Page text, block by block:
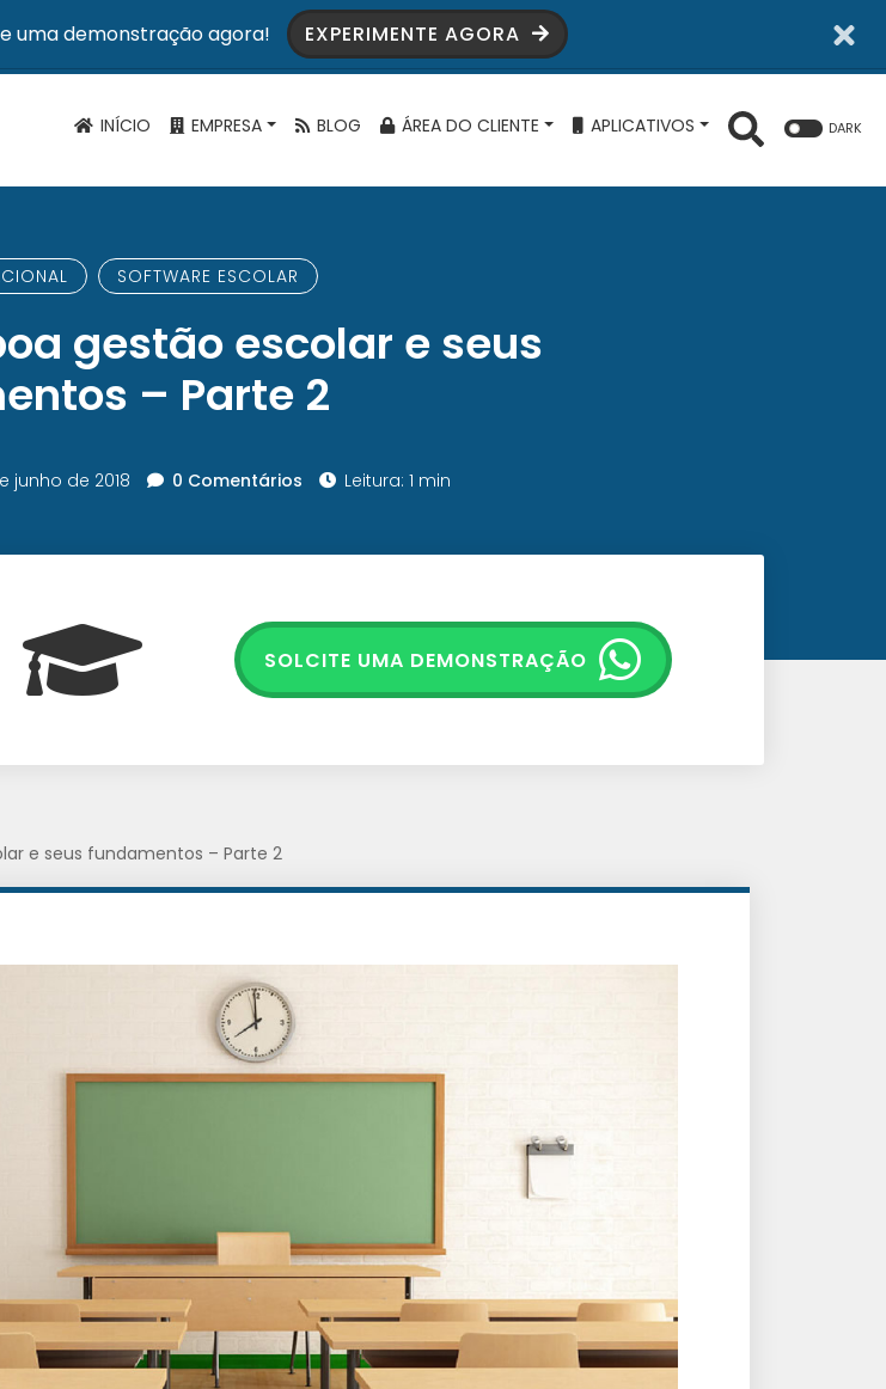
uma demonstração agora! EXPERIMENTE AGORA
INÍCIO EMPRESA BLOG ÁREA DO CLIENTE APLICATIVOS DARK
SOFTWARE ESCOLAR
gestão escolar e seus
– Parte 2
junho de 2018 0 Comentários Leitura: 1 min
SOLCITE UMA DEMONSTRAÇÃO
e seus fundamentos – Parte 2